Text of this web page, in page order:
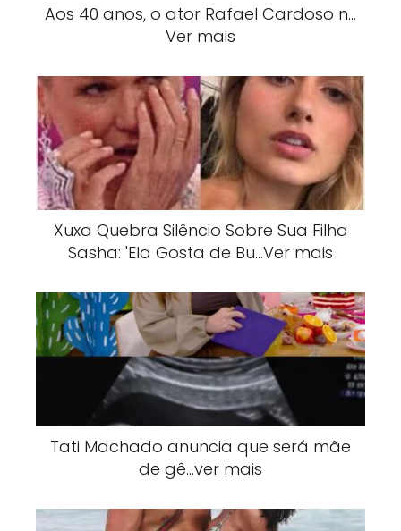
Aos 40 anos, o ator Rafael Cardoso n…
Ver mais
Xuxa Quebra Silêncio Sobre Sua Filha
Sasha: 'Ela Gosta de Bu…Ver mais
Tati Machado anuncia que será mãe
de gê…ver mais